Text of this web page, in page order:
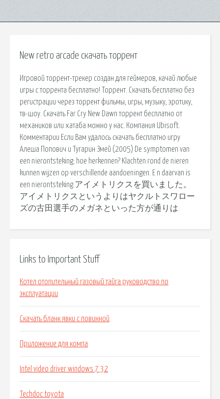
New retro arcade скачать торрент
Игровой торрент-трекер создан для геймеров, качай любые
игры с торрента бесплатно! Торрент. Скачать бесплатно без
регистрации через торрент фильмы, игры, музыку, эротику,
тв-шоу. Скачать Far Cry New Dawn торрент бесплатно от
механиков или хатаба можно у нас. Компания Ubisoft.
Комментарии Если Вам удалось скачать бесплатно игру
Алеша Попович и Тугарин Змей (2005) De symptomen van
een nierontsteking; hoe herkennen? Klachten rond de nieren
kunnen wijzen op verschillende aandoeningen. E n daarvan is
een nierontsteking アイメトリクスを買いました。
アイメトリクスというよりはヤクルトスワロー
ズの古田選手のメガネといった方が通りは.
Links to Important Stuff
Котел отопительный газовый тайга руководство по
эксплуатации
Скачать бланк явки с повинной
Приложение для компа
Intel video driver windows 7 32
Techdoc toyota